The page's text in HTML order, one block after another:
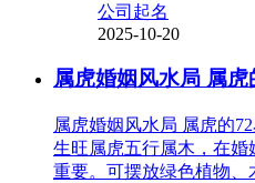
公司起名
2025-10-20
属虎婚姻风水局 属
属虎婚姻风水局 属虎的
生旺属虎五行属木，在
重要。可摆放绿色植物